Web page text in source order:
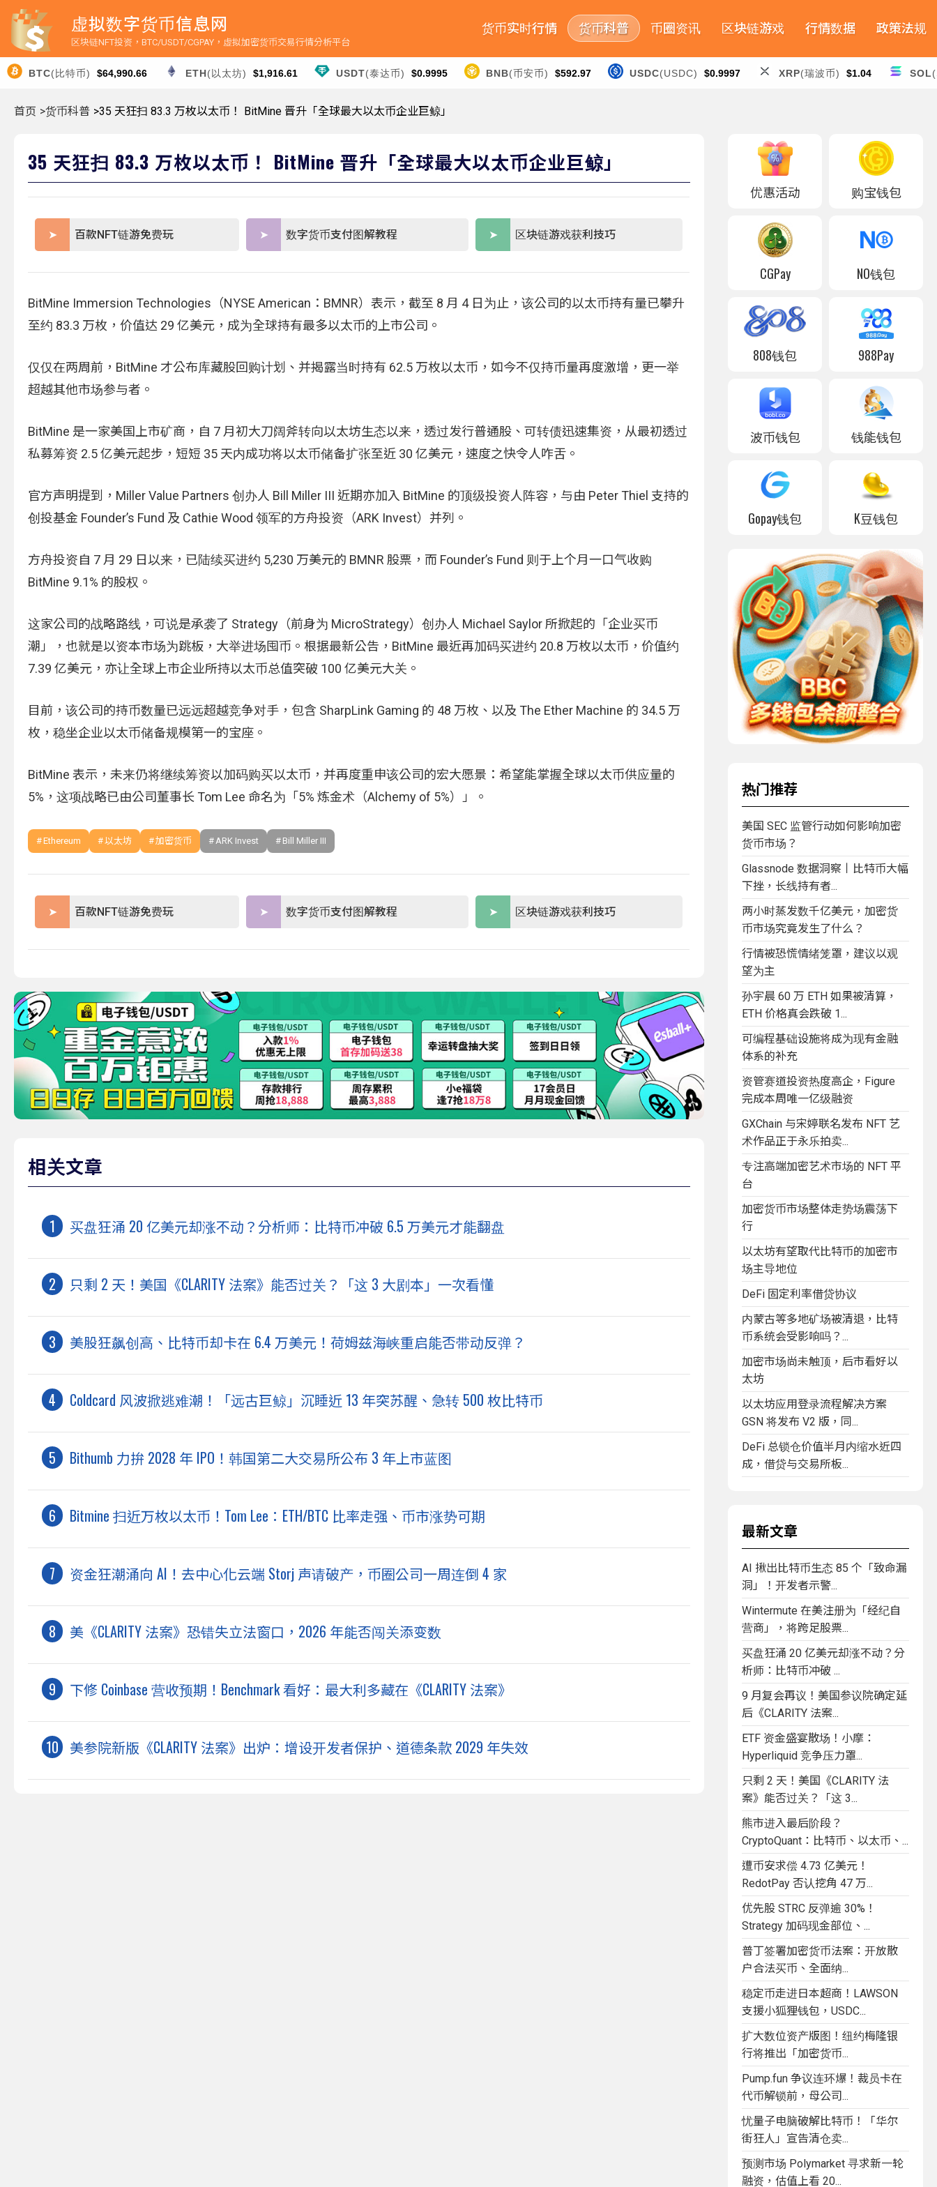
虚拟数字货币信息网
区块链NFT投资，BTC/USDT/CGPAY，虚拟加密货币交易行情分析平台
货币实时行情 货币科普 币圈资讯 区块链游戏 行情数据 政策法规
BTC(比特币) $64,990.66 ETH(以太坊) $1,916.61 USDT(泰达币) $0.9995 BNB(币安币) $592.97 USDC(USDC) $0.9997 XRP(瑞波币) $1.04 SOL
首页 >货币科普 >35 天狂扫 83.3 万枚以太币！ BitMine 晋升「全球最大以太币企业巨鲸」
35 天狂扫 83.3 万枚以太币！ BitMine 晋升「全球最大以太币企业巨鲸」
百款NFT链游免费玩 数字货币支付图解教程 区块链游戏获利技巧
BitMine Immersion Technologies（NYSE American：BMNR）表示，截至 8 月 4 日为止，该公司的以太币持有量已攀升
至约 83.3 万枚，价值达 29 亿美元，成为全球持有最多以太币的上市公司。
仅仅在两周前，BitMine 才公布库藏股回购计划、并揭露当时持有 62.5 万枚以太币，如今不仅持币量再度激增，更一举
超越其他市场参与者。
BitMine 是一家美国上市矿商，自 7 月初大刀阔斧转向以太坊生态以来，透过发行普通股、可转债迅速集资，从最初透过
私募筹资 2.5 亿美元起步，短短 35 天内成功将以太币储备扩张至近 30 亿美元，速度之快令人咋舌。
官方声明提到，Miller Value Partners 创办人 Bill Miller III 近期亦加入 BitMine 的顶级投资人阵容，与由 Peter Thiel 支持的
创投基金 Founder’s Fund 及 Cathie Wood 领军的方舟投资（ARK Invest）并列。
方舟投资自 7 月 29 日以来，已陆续买进约 5,230 万美元的 BMNR 股票，而 Founder’s Fund 则于上个月一口气收购
BitMine 9.1% 的股权。
这家公司的战略路线，可说是承袭了 Strategy（前身为 MicroStrategy）创办人 Michael Saylor 所掀起的「企业买币
潮」，也就是以资本市场为跳板，大举进场囤币。根据最新公告，BitMine 最近再加码买进约 20.8 万枚以太币，价值约
7.39 亿美元，亦让全球上市企业所持以太币总值突破 100 亿美元大关。
目前，该公司的持币数量已远远超越竞争对手，包含 SharpLink Gaming 的 48 万枚、以及 The Ether Machine 的 34.5 万
枚，稳坐企业以太币储备规模第一的宝座。
BitMine 表示，未来仍将继续筹资以加码购买以太币，并再度重申该公司的宏大愿景：希望能掌握全球以太币供应量的
5%，这项战略已由公司董事长 Tom Lee 命名为「5% 炼金术（Alchemy of 5%）」。
Ethereum 以太坊 加密货币 ARK Invest Bill Miller III
百款NFT链游免费玩 数字货币支付图解教程 区块链游戏获利技巧
相关文章
买盘狂涌 20 亿美元却涨不动？分析师：比特币冲破 6.5 万美元才能翻盘
只剩 2 天！美国《CLARITY 法案》能否过关？「这 3 大剧本」一次看懂
美股狂飙创高、比特币却卡在 6.4 万美元！荷姆兹海峡重启能否带动反弹？
Coldcard 风波掀逃难潮！「远古巨鲸」沉睡近 13 年突苏醒、急转 500 枚比特币
Bithumb 力拚 2028 年 IPO！韩国第二大交易所公布 3 年上市蓝图
Bitmine 扫近万枚以太币！Tom Lee：ETH/BTC 比率走强、币市涨势可期
资金狂潮涌向 AI！去中心化云端 Storj 声请破产，币圈公司一周连倒 4 家
美《CLARITY 法案》恐错失立法窗口，2026 年能否闯关添变数
下修 Coinbase 营收预期！Benchmark 看好：最大利多藏在《CLARITY 法案》
美参院新版《CLARITY 法案》出炉：增设开发者保护、道德条款 2029 年失效
优惠活动 购宝钱包
CGPay NO钱包
808钱包 988Pay
波币钱包 钱能钱包
Gopay钱包 K豆钱包
热门推荐
美国 SEC 监管行动如何影响加密
货币市场？
Glassnode 数据洞察丨比特币大幅
下挫，长线持有者...
两小时蒸发数千亿美元，加密货
币市场究竟发生了什么？
行情被恐慌情绪笼罩，建议以观
望为主
孙宇晨 60 万 ETH 如果被清算，
ETH 价格真会跌破 1...
可编程基础设施将成为现有金融
体系的补充
资管赛道投资热度高企，Figure
完成本周唯一亿级融资
GXChain 与宋婷联名发布 NFT 艺
术作品正于永乐拍卖...
专注高端加密艺术市场的 NFT 平
台
加密货币市场整体走势场震荡下
行
以太坊有望取代比特币的加密市
场主导地位
DeFi 固定利率借贷协议
内蒙古等多地矿场被清退，比特
币系统会受影响吗？...
加密市场尚未触顶，后市看好以
太坊
以太坊应用登录流程解决方案
GSN 将发布 V2 版，同...
DeFi 总锁仓价值半月内缩水近四
成，借贷与交易所板...
最新文章
AI 揪出比特币生态 85 个「致命漏
洞」！开发者示警...
Wintermute 在美注册为「经纪自
营商」，将跨足股票...
买盘狂涌 20 亿美元却涨不动？分
析师：比特币冲破 ...
9 月复会再议！美国参议院确定延
后《CLARITY 法案...
ETF 资金盛宴散场！小摩：
Hyperliquid 竞争压力罩...
只剩 2 天！美国《CLARITY 法
案》能否过关？「这 3...
熊市进入最后阶段？
CryptoQuant：比特币、以太币、...
遭币安求偿 4.73 亿美元！
RedotPay 否认挖角 47 万...
优先股 STRC 反弹逾 30%！
Strategy 加码现金部位、...
普丁签署加密货币法案：开放散
户合法买币、全面纳...
稳定币走进日本超商！LAWSON
支援小狐狸钱包，USDC...
扩大数位资产版图！纽约梅隆银
行将推出「加密货币...
Pump.fun 争议连环爆！裁员卡在
代币解锁前，母公司...
忧量子电脑破解比特币！「华尔
街狂人」宣告清仓卖...
预测市场 Polymarket 寻求新一轮
融资，估值上看 20...